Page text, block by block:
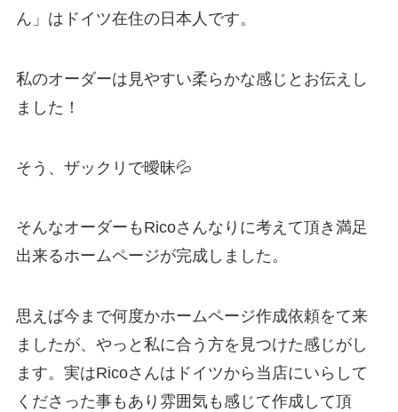
ん」はドイツ在住の日本人です。
私のオーダーは見やすい柔らかな感じとお伝えし
ました！
そう、ザックリで曖昧💦
そんなオーダーもRicoさんなりに考えて頂き満足
出来るホームページが完成しました。
思えば今まで何度かホームページ作成依頼をて来
ましたが、やっと私に合う方を見つけた感じがし
ます。実はRicoさんはドイツから当店にいらして
くださった事もあり雰囲気も感じて作成して頂